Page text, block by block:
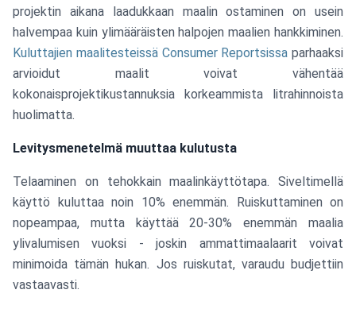
projektin aikana laadukkaan maalin ostaminen on usein
halvempaa kuin ylimääräisten halpojen maalien hankkiminen.
Kuluttajien maalitesteissä Consumer Reportsissa parhaaksi
arvioidut maalit voivat vähentää
kokonaisprojektikustannuksia korkeammista litrahinnoista
huolimatta.
Levitysmenetelmä muuttaa kulutusta
Telaaminen on tehokkain maalinkäyttötapa. Siveltimellä
käyttö kuluttaa noin 10% enemmän. Ruiskuttaminen on
nopeampaa, mutta käyttää 20-30% enemmän maalia
ylivalumisen vuoksi - joskin ammattimaalaarit voivat
minimoida tämän hukan. Jos ruiskutat, varaudu budjettiin
vastaavasti.